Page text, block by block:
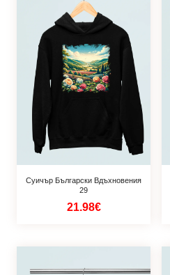
Суичър Български Вдъхновения
29
21.98€